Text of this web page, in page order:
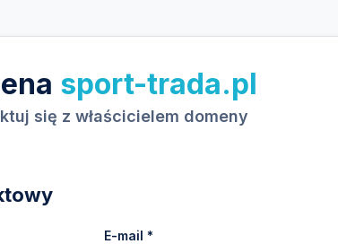
sport-trada.pl
się z właścicielem domeny
E-mail *